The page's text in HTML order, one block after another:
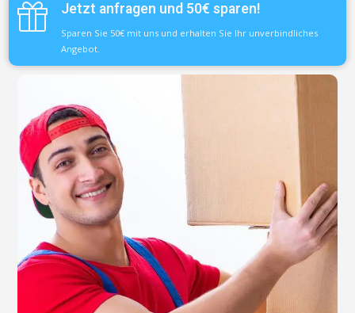
Jetzt anfragen und 50€ sparen!
Sparen Sie 50€ mit uns und erhalten Sie Ihr unverbindliches
Angebot.